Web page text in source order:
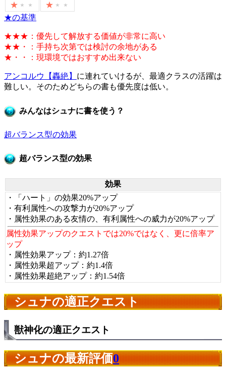
★の基準
★★★：優先して解放する価値が非常に高い
★★・：手持ち次第では検討の余地がある
★・・：現環境ではおすすめ出来ない
アンコルウ【轟絶】 に連れていけるが、最適クラスの活躍は
難しい。そのためどちらの書も優先度は低い。
みんなはシュナに書を使う？
超バランス型の効果
超バランス型の効果
効果
・「ハート」の効果20%アップ
・有利属性への攻撃力が20%アップ
・属性効果のある友情の、有利属性への威力が20%アップ
属性効果アップのクエストでは20%ではなく、更に倍率ア
ップ
・属性効果アップ：約1.27倍
・属性効果超アップ：約1.4倍
・属性効果超絶アップ：約1.54倍
シュナの適正クエスト
獣神化の適正クエスト
シュナの最新評価0